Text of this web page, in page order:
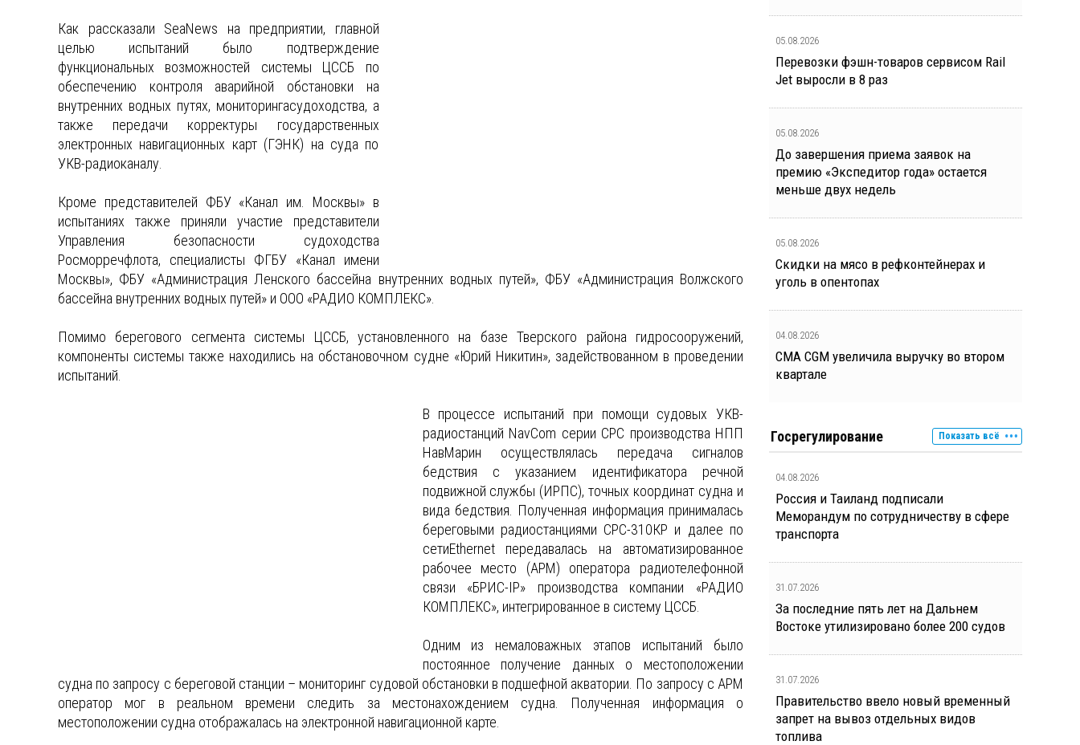
Как рассказали SeaNews на предприятии, главной
целью испытаний было подтверждение
функциональных возможностей системы ЦССБ по
обеспечению контроля аварийной обстановки на
внутренних водных путях, мониторингасудоходства, а
также передачи корректуры государственных
электронных навигационных карт (ГЭНК) на суда по
УКВ-радиоканалу.
Кроме представителей ФБУ «Канал им. Москвы» в
испытаниях также приняли участие представители
Управления безопасности судоходства
Росморречфлота, специалисты ФГБУ «Канал имени
Москвы», ФБУ «Администрация Ленского бассейна внутренних водных путей», ФБУ «Администрация Волжского
бассейна внутренних водных путей» и ООО «РАДИО КОМПЛЕКС».
Помимо берегового сегмента системы ЦССБ, установленного на базе Тверского района гидросооружений,
компоненты системы также находились на обстановочном судне «Юрий Никитин», задействованном в проведении
испытаний.
В процессе испытаний при помощи судовых УКВ-
радиостанций NavCom серии СРС производства НПП
НавМарин осуществлялась передача сигналов
бедствия с указанием идентификатора речной
подвижной службы (ИРПС), точных координат судна и
вида бедствия. Полученная информация принималась
береговыми радиостанциями СРС-310КР и далее по
сетиEthernet передавалась на автоматизированное
рабочее место (АРМ) оператора радиотелефонной
связи «БРИС-IP» производства компании «РАДИО
КОМПЛЕКС», интегрированное в систему ЦССБ.
Одним из немаловажных этапов испытаний было
постоянное получение данных о местоположении
судна по запросу с береговой станции – мониторинг судовой обстановки в подшефной акватории. По запросу с АРМ
оператор мог в реальном времени следить за местонахождением судна. Полученная информация о
местоположении судна отображалась на электронной навигационной карте.
05.08.2026
Перевозки фэшн-товаров сервисом Rail
Jet выросли в 8 раз
05.08.2026
До завершения приема заявок на
премию «Экспедитор года» остается
меньше двух недель
05.08.2026
Скидки на мясо в рефконтейнерах и
уголь в опентопах
04.08.2026
CMA CGM увеличила выручку во втором
квартале
Госрегулирование Показать всё
04.08.2026
Россия и Таиланд подписали
Меморандум по сотрудничеству в сфере
транспорта
31.07.2026
За последние пять лет на Дальнем
Востоке утилизировано более 200 судов
31.07.2026
Правительство ввело новый временный
запрет на вывоз отдельных видов
топлива